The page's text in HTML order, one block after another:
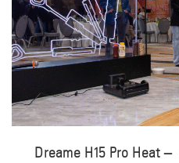
Dreame H15 Pro Heat –